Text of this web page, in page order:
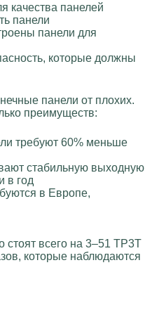
качества панелей
панели
панели для
которые должны
панели от плохих.
преимуществ:
требуют 60% меньше
стабильную выходную
в год
в Европе,
всего на 3–51 TP3T
которые наблюдаются